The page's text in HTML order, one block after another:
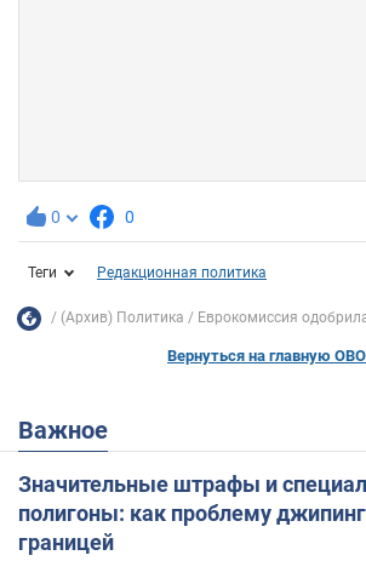
0 0
Теги Редакционная политика
(Архив) Политика Еврокомиссия
Вернуться на главную
Важное
Значительные штрафы и
полигоны: как проблему
границей